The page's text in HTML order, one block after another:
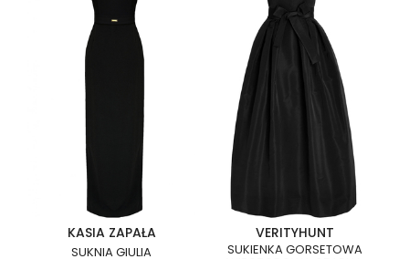
KASIA ZAPAŁA
SUKNIA GIULIA
VERITYHUNT
SUKIENKA GORSETOWA